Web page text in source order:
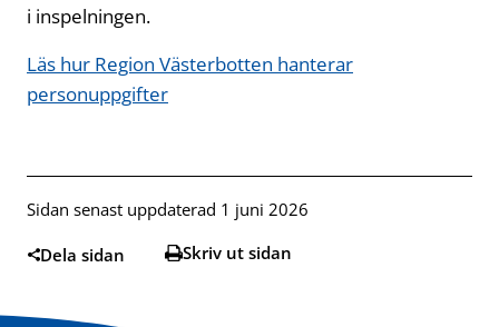
i inspelningen.
Läs hur Region Västerbotten hanterar
personuppgifter
Sidan senast uppdaterad 1 juni 2026
Dela sidan Skriv ut sidan